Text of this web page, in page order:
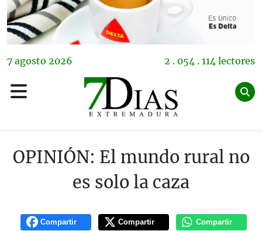
7 agosto 2026 2 . 054 . 114 lectores
OPINIÓN: El mundo rural no
es solo la caza
Compartir Compartir Compartir